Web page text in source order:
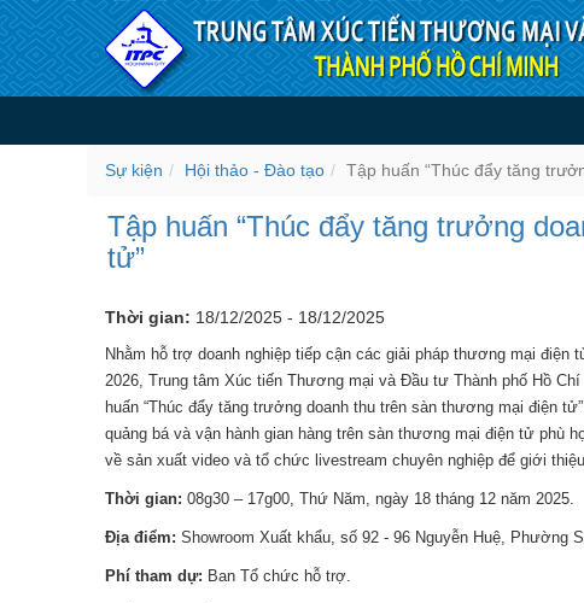
Truy cập nội dung luôn
Tập huấn “Thúc đẩy tăng
Sự kiện Hội thảo - Đào tạo Tập huấn “Thúc đẩy tăng
Tập huấn “Thúc đẩy tăng trưởng
tử”
Thời gian: 18/12/2025 - 18/12/2025
Nhằm hỗ trợ doanh nghiệp tiếp cận các giải pháp thương mại điện
2026, Trung tâm Xúc tiến Thương mại và Đầu tư Thành phố Hồ
huấn “Thúc đẩy tăng trưởng doanh thu trên sàn thương mại điện
quảng bá và vận hành gian hàng trên sàn thương mại điện tử phù
về sản xuất video và tổ chức livestream chuyên nghiệp để giới
Thời gian: 08g30 – 17g00, Thứ Năm, ngày 18 tháng 12 năm 2025.
Địa điểm: Showroom Xuất khẩu, số 92 - 96 Nguyễn Huệ, Phường
Phí tham dự: Ban Tổ chức hỗ trợ.